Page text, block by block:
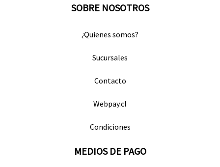
SOBRE NOSOTROS
¿Quienes somos?
Sucursales
Contacto
Webpay.cl
Condiciones
MEDIOS DE PAGO